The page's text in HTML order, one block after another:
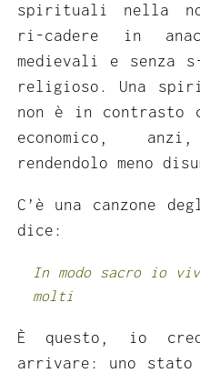
spirituali nella
ri-cadere in
medievali e senza
religioso. Una
non è in contrasto
economico,
rendendolo meno
C’è una canzone
dice:
In modo sacro io
molti
È questo, io
arrivare: uno stato